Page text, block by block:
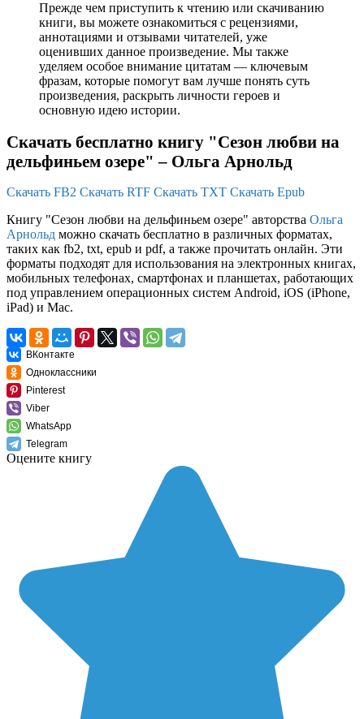
Прежде чем приступить к чтению или скачиванию
книги, вы можете ознакомиться с рецензиями,
аннотациями и отзывами читателей, уже
оценивших данное произведение. Мы также
уделяем особое внимание цитатам — ключевым
фразам, которые помогут вам лучше понять суть
произведения, раскрыть личности героев и
основную идею истории.
Скачать бесплатно книгу "Cезон любви на
дельфиньем озере" – Ольга Арнольд
Скачать FB2 Скачать RTF Скачать TXT Скачать Epub
Книгу "Cезон любви на дельфиньем озере" авторства Ольга
Арнольд можно скачать бесплатно в различных форматах,
таких как fb2, txt, epub и pdf, а также прочитать онлайн. Эти
форматы подходят для использования на электронных книгах,
мобильных телефонах, смартфонах и планшетах, работающих
под управлением операционных систем Android, iOS (iPhone,
iPad) и Mac.
ВКонтакте
Одноклассники
Pinterest
Viber
WhatsApp
Telegram
Оцените книгу